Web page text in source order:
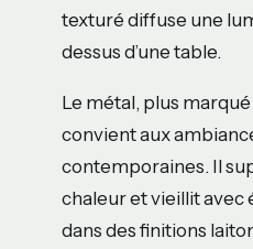
texturé diffuse une
dessus d’une table.
Le métal, plus
convient aux
contemporaines. Il
chaleur et vieillit avec
dans des finitions